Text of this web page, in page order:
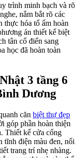
trình minh bạch và rõ
nắm bắt rõ các
thực hóa tổ ấm hoàn
án thiết kế biệt
tân cổ điển sang
học đã hoàn toàn
3 tầng 6
Dương
căn biệt thự đẹp
góp phần hoàn thiện
Thiết kế cửa cổng
tĩnh điện màu đen, nổi
trang trí nhẹ nhàng.